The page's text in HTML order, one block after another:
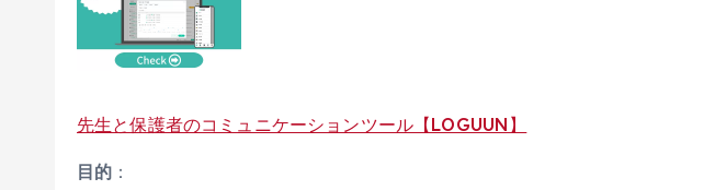
先生と保護者のコミュニケーションツール【LOGUUN】
目的 ：